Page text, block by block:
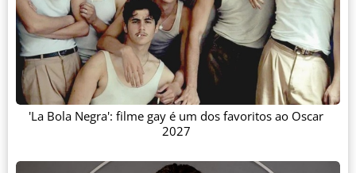
'La Bola Negra': filme gay é um dos favoritos ao Oscar
2027